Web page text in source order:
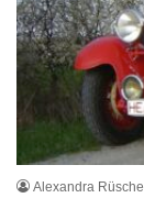
Alexandra Rüsche